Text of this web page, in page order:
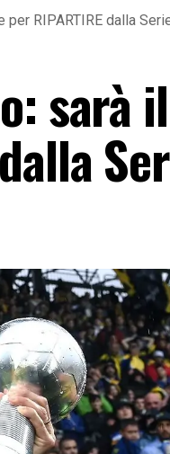
per RIPARTIRE dalla
sarà